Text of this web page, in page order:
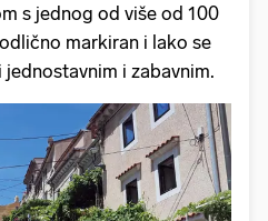
s jednog od više od 100
markiran i lako se
i zabavnim.